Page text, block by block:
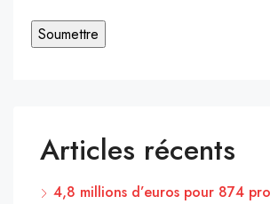
Articles récents
4,8 millions d’euros pour 874